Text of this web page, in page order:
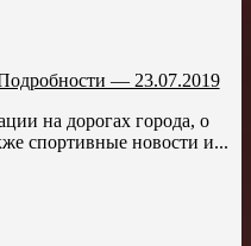
— 23.07.2019
на дорогах города, о
спортивные новости и...